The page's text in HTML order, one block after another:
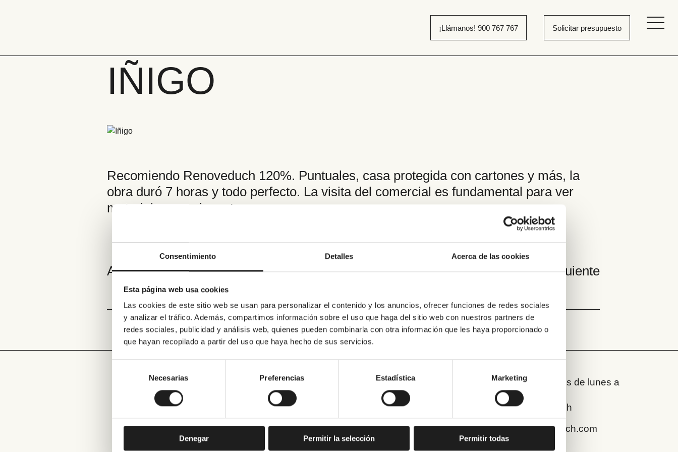
Consentimiento Detalles Acerca de las cookies
Esta página web usa cookies
Las cookies de este sitio web se usan para personalizar el contenido y los anuncios, ofrecer funciones de redes sociales
y analizar el tráfico. Además, compartimos información sobre el uso que haga del sitio web con nuestros partners de
redes sociales, publicidad y análisis web, quienes pueden combinarla con otra información que les haya proporcionado o
que hayan recopilado a partir del uso que haya hecho de sus servicios.
consentimiento
Necesarias Preferencias Estadística Marketing
Denegar Permitir la selección Permitir todas
¡Llámanos! 900 767 767 Solicitar presupuesto
IÑIGO
Recomiendo Renoveduch 120%. Puntuales, casa protegida con cartones y más, la
obra duró 7 horas y todo perfecto. La visita del comercial es fundamental para ver
materiales, precios, etc…
Navegación
de
entradas
Anterior Siguiente
Valencia
Barcelona
¿Quiénes somos?
Blog
Trabaja con nosotros
Estamos abiertos de lunes a
viernes
de 9:00 a 17:00 h
hola@renoveduch.com